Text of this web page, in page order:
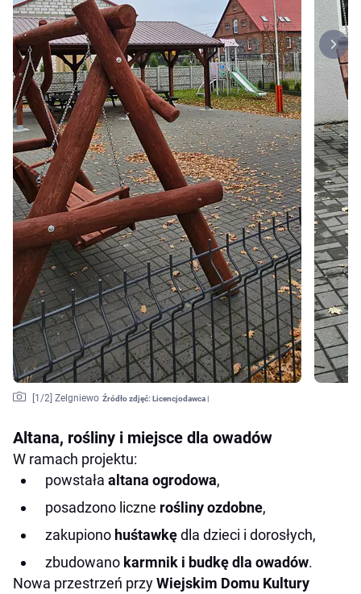
1 /2] Zelgniewo Źródło zdjęć: Licencjodawca |
Altana, rośliny i miejsce dla owadów
W ramach projektu:
powstała altana ogrodowa,
posadzono liczne rośliny ozdobne,
zakupiono huśtawkędla dzieci i dorosłych,
zbudowano karmnik i budkę dla owadów.
Nowa przestrzeń przyWiejskim Domu Kultury